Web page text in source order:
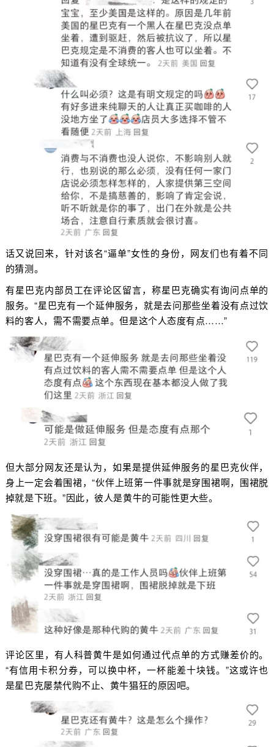
话又说回来，针对该名“逼单”女性的身份，网友们也有着不同
的猜测。
有星巴克内部员工在评论区留言，称星巴克确实有询问点单的
服务。“星巴克有一个延伸服务，就是去问那些坐着没有点过饮
料的客人，需不需要点单。但是这个人态度有点……”
但大部分网友还是认为，如果是提供延伸服务的星巴克伙伴，
身上一定会着围裙，“伙伴上班第一件事就是穿围裙啊，围裙脱
掉就是下班。”因此，彼人是黄牛的可能性更大些。
评论区里，有人科普黄牛是如何通过代点单的方式赚差价的。
“有信用卡积分券，可以换中杯，一杯能差十块钱。”这或许也
是星巴克屡禁代购不止、黄牛猖狂的原因吧。